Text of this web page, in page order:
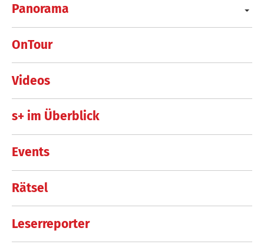
Panorama
OnTour
Videos
s+ im Überblick
Events
Rätsel
Leserreporter